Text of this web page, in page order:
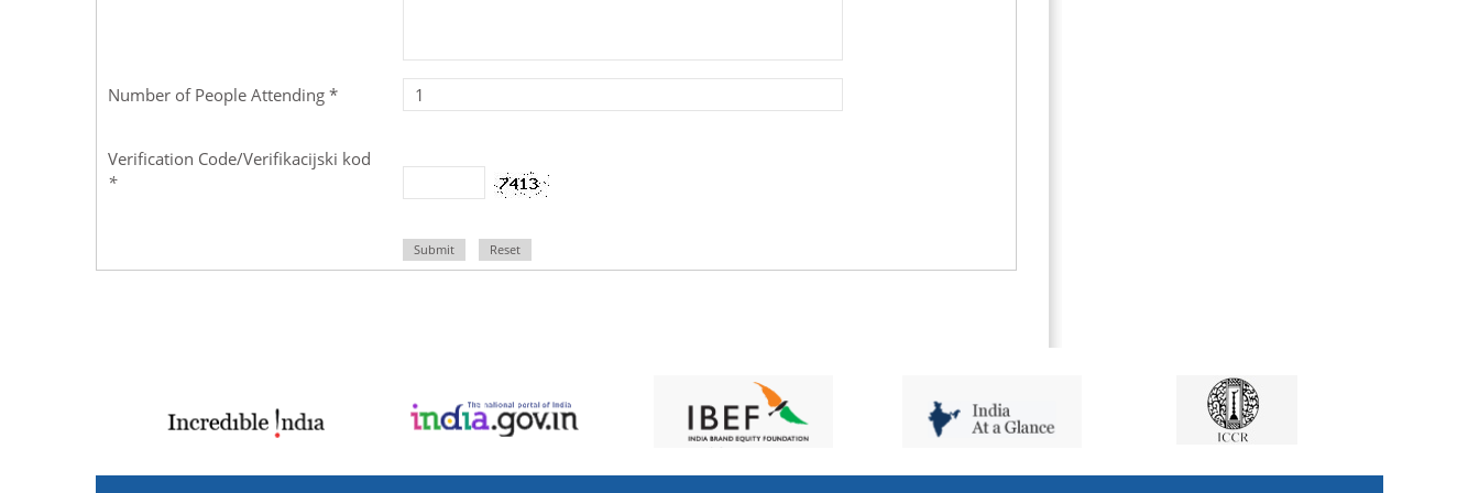
Number of People Attending *
Verification Code/Verifikacijski kod
*
Submit Reset